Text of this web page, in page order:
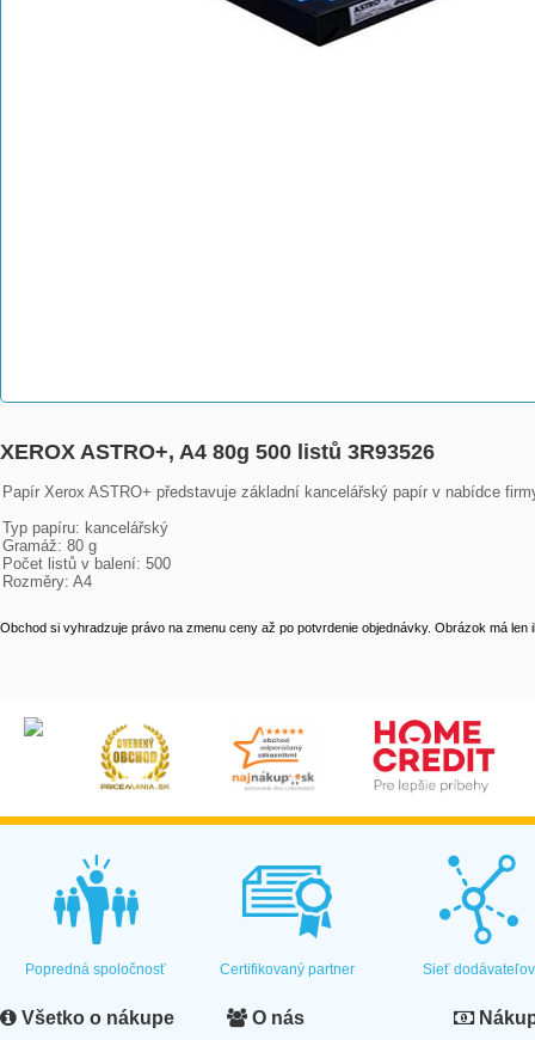
XEROX ASTRO+, A4 80g 500 listů 3R93526
Papír Xerox ASTRO+ představuje základní kancelářský papír v nabídce
Typ papíru: kancelářský
Gramáž: 80 g
Počet listů v balení: 500
Rozměry: A4
Obchod si vyhradzuje právo na zmenu ceny až po potvrdenie objednávky. Obrázok má len
Popredná spoločnosť Certifikovaný partner Sieť dodávateľov
Všetko o nákupe O nás